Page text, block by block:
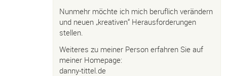
Nunmehr möchte ich mich beruflich verändern
und neuen „kreativen“ Herausforderungen
stellen.
Weiteres zu meiner Person erfahren Sie auf
meiner Homepage:
danny-tittel.de